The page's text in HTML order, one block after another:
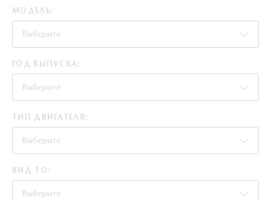
МОДЕЛЬ:
Выберите
ГОД ВЫПУСКА:
Выберите
ТИП ДВИГАТЕЛЯ:
Выберите
ВИД ТО:
Выберите